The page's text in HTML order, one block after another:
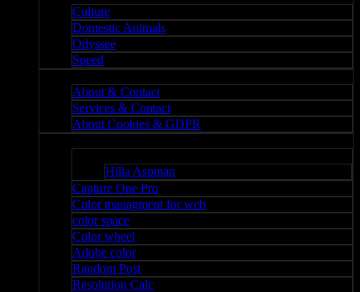
Culture
Domestic Animals
Odyssee
Speed
About & Contact
Services & Contact
About Cookies & GDPR
Hilla Aspman
Capture One Pro
Color managment for web
color space
Color wheel
Adobe color
Random Post
Resolution Calc